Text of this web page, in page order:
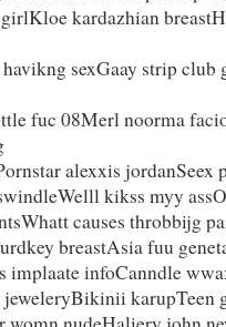
kardazhian
sexGaay strip club
fuc 08Merl noorma
alexxis jordanSeex
kikss myy
causes throbbijg
breastAsia fuu
implaate infoCanndle
karupTeen